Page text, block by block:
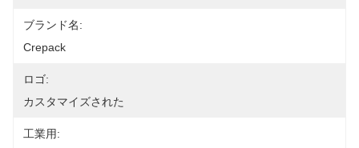
ブランド名:
Crepack
ロゴ:
カスタマイズされた
工業用: